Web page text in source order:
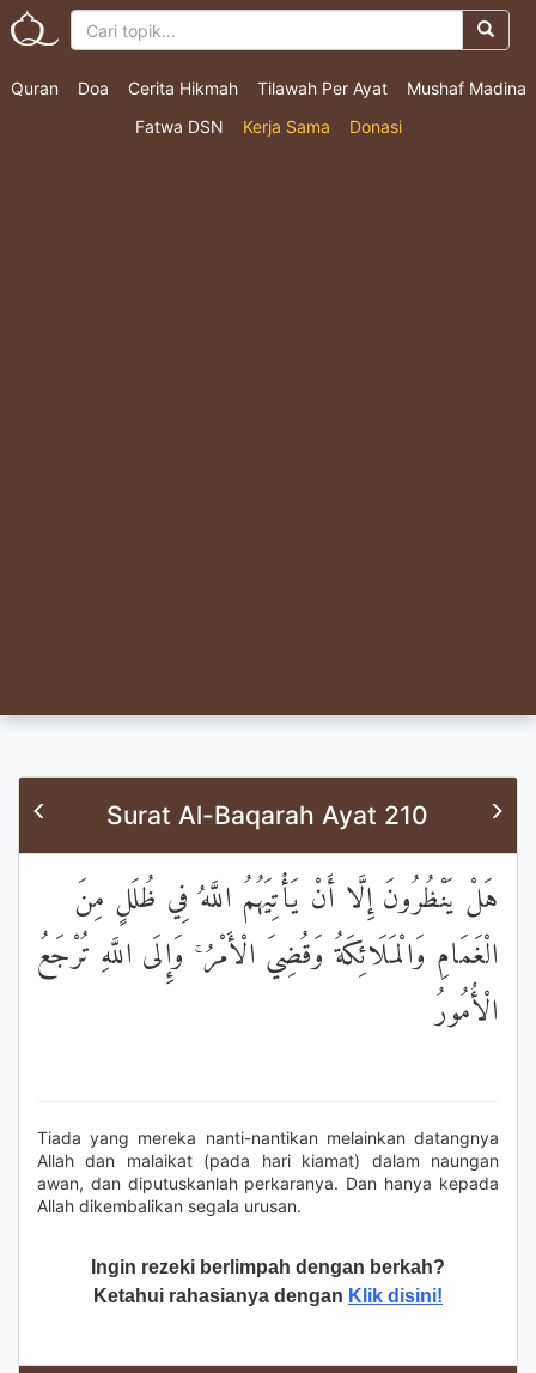
Quran Doa Cerita Hikmah Tilawah Per Ayat
Mushaf Madina
Fatwa DSN
Kerja Sama Donasi
Surat Al-Baqarah Ayat 210
هَلْ يَنْظُرُونَ إِلَّا أَنْ يَأْتِيَهُمُ اللَّهُ فِي ظُلَلٍ مِنَ
الْغَمَامِ وَالْمَلَائِكَةُ وَقُضِيَ الْأَمْرُ ۚ وَإِلَى اللَّهِ تُرْجَعُ
الْأُمُورُ
Tiada yang mereka nanti-nantikan melainkan datangnya
Allah dan malaikat (pada hari kiamat) dalam naungan
awan, dan diputuskanlah perkaranya. Dan hanya kepada
Allah dikembalikan segala urusan.
Ingin rezeki berlimpah dengan berkah?
Ketahui rahasianya dengan Klik disini!